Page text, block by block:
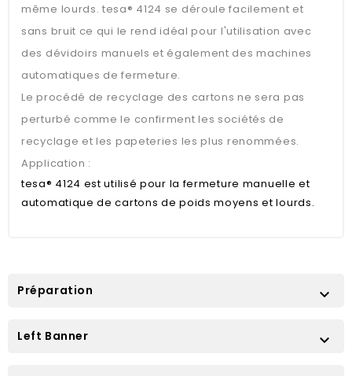
même lourds. tesa® 4124 se déroule facilement et
sans bruit ce qui le rend idéal pour l'utilisation avec
des dévidoirs manuels et également des machines
automatiques de fermeture.
Le procédé de recyclage des cartons ne sera pas
perturbé comme le confirment les sociétés de
recyclage et les papeteries les plus renommées.
Application :
tesa® 4124 est utilisé pour la fermeture manuelle et
automatique de cartons de poids moyens et lourds.
Préparation 
Left Banner 